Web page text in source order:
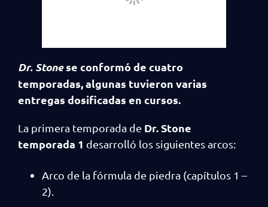
Dr. Stonese conformó de cuatro
temporadas, algunas tuvieron varias
entregas dosificadas en cursos.
La primera temporada de Dr. Stone
temporada 1 desarrolló los siguientes arcos:
Arco de la fórmula de piedra (capítulos 1 –
2).